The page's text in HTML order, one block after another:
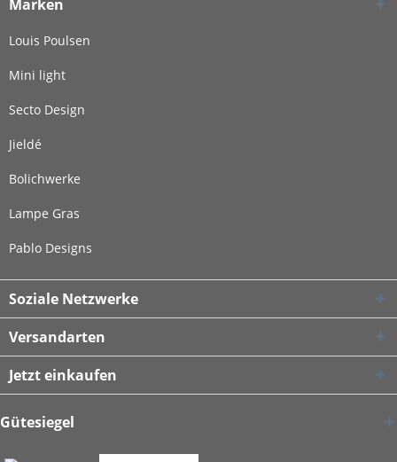
Marken
Louis Poulsen
Mini light
Secto Design
Jieldé
Bolichwerke
Lampe Gras
Pablo Designs
Soziale Netzwerke
Versandarten
Jetzt einkaufen
Gütesiegel